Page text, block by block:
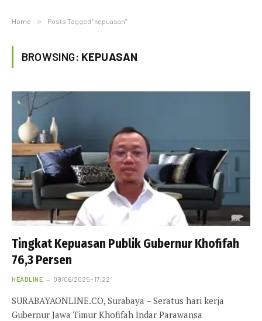
Home » Posts Tagged "kepuasan"
BROWSING: KEPUASAN
Tingkat Kepuasan Publik Gubernur Khofifah
76,3 Persen
HEADLINE 09/06/2025 - 17:22
SURABAYAONLINE.CO, Surabaya – Seratus hari kerja
Gubernur Jawa Timur Khofifah Indar Parawansa